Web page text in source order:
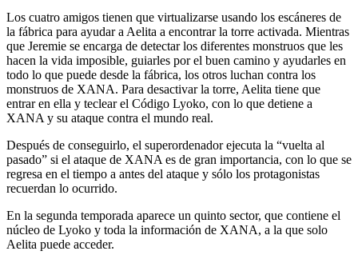
Los cuatro amigos tienen que virtualizarse usando los escáneres de
la fábrica para ayudar a Aelita a encontrar la torre activada. Mientras
que Jeremie se encarga de detectar los diferentes monstruos que les
hacen la vida imposible, guiarles por el buen camino y ayudarles en
todo lo que puede desde la fábrica, los otros luchan contra los
monstruos de XANA. Para desactivar la torre, Aelita tiene que
entrar en ella y teclear el Código Lyoko, con lo que detiene a
XANA y su ataque contra el mundo real.
Después de conseguirlo, el superordenador ejecuta la “vuelta al
pasado” si el ataque de XANA es de gran importancia, con lo que se
regresa en el tiempo a antes del ataque y sólo los protagonistas
recuerdan lo ocurrido.
En la segunda temporada aparece un quinto sector, que contiene el
núcleo de Lyoko y toda la información de XANA, a la que solo
Aelita puede acceder.